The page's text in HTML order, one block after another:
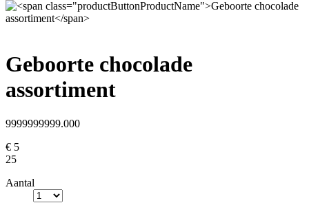
Geboorte chocolade
assortiment
9999999999.000
€ 5
25
Aantal